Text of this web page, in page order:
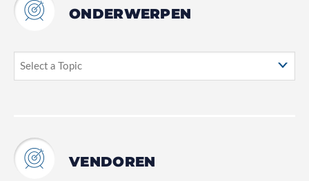
ONDERWERPEN
VENDOREN